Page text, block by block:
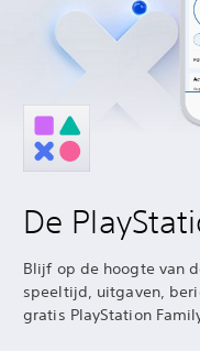
De
Blijf op de hoogte van
speeltijd, uitgaven,
gratis PlayStation